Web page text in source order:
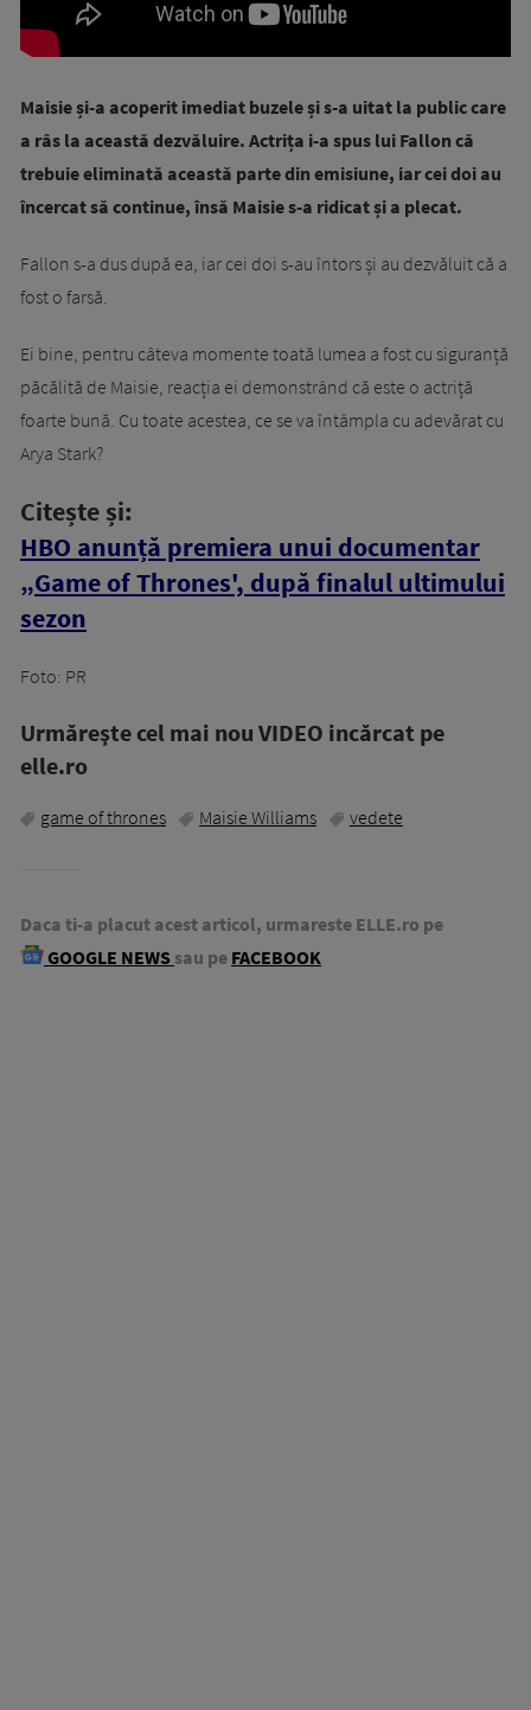
Maisie și-a acoperit imediat buzele și s-a uitat la public care
a râs la această dezvăluire. Actrița i-a spus lui Fallon că
trebuie eliminată această parte din emisiune, iar cei doi au
încercat să continue, însă Maisie s-a ridicat și a plecat.
Fallon s-a dus după ea, iar cei doi s-au întors și au dezvăluit că a
fost o farsă.
Ei bine, pentru câteva momente toată lumea a fost cu siguranță
păcălită de Maisie, reacția ei demonstrând că este o actriță
foarte bună. Cu toate acestea, ce se va întâmpla cu adevărat cu
Arya Stark?
Citește și:
HBO anunță premiera unui documentar
„Game of Thrones', după finalul ultimului
sezon
Foto: PR
Urmăreşte cel mai nou VIDEO incărcat pe
elle.ro
game of thrones Maisie Williams vedete
Daca ti-a placut acest articol, urmareste ELLE.ro pe
GOOGLE NEWS sau pe FACEBOOK